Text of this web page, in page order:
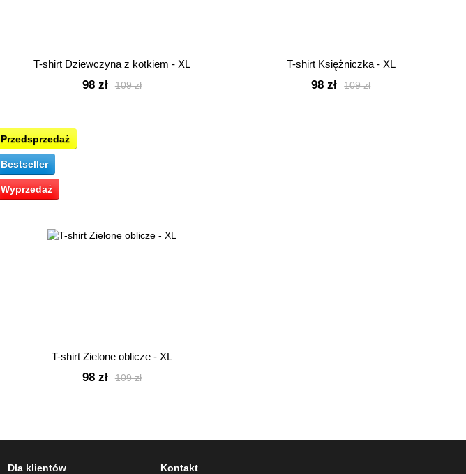
T-shirt Dziewczyna z kotkiem - XL
109 zł
98 zł
T-shirt Księżniczka - XL
109 zł
98 zł
Przedsprzedaż
Bestseller
Wyprzedaż
T-shirt Zielone oblicze - XL
109 zł
98 zł
Dla klientów Kontakt